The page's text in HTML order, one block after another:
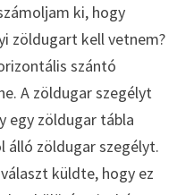
ki, hogy
zöldugart kell vetnem?
szántó
A zöldugar szegélyt
egy zöldugar tábla
zöldugar szegélyt.
küldte, hogy ez